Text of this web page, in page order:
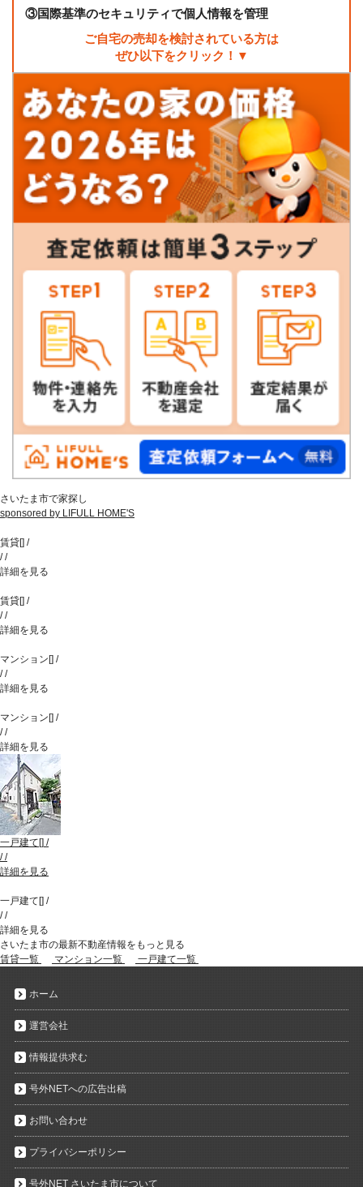
③国際基準のセキュリティで個人情報を管理
ご自宅の売却を検討されている方は
ぜひ以下をクリック！▼
さいたま市で家探し
sponsored by LIFULL HOME'S
賃貸[] /
//
詳細を見る
賃貸[] /
//
詳細を見る
マンション[] /
//
詳細を見る
マンション[] /
//
詳細を見る
一戸建て[] /
//
詳細を見る
一戸建て[] /
//
詳細を見る
さいたま市の最新不動産情報をもっと見る
賃貸一覧
マンション一覧 一戸建て一覧
ホーム
運営会社
情報提供求む
号外NETへの広告出稿
お問い合わせ
プライバシーポリシー
号外NET さいたま市について